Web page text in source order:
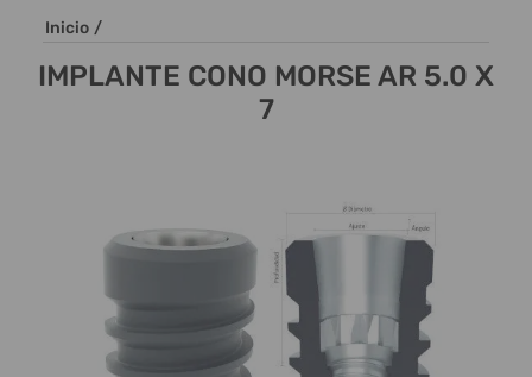
Inicio /
IMPLANTE CONO MORSE AR 5.0 X
7